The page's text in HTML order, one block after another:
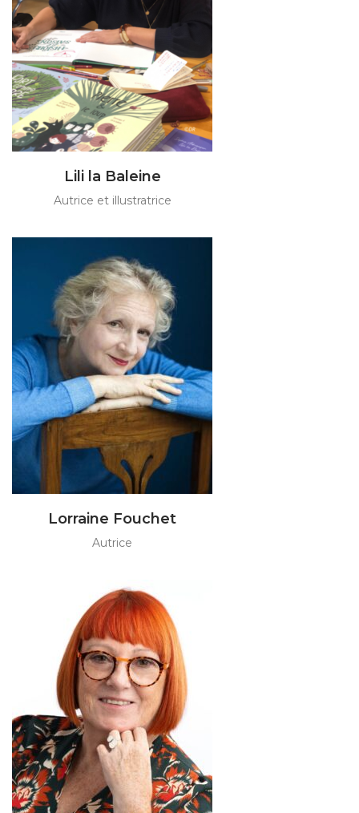
Lili la Baleine
Autrice et illustratrice
Lorraine Fouchet
Autrice